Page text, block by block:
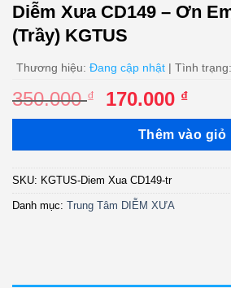
Diễm Xưa CD149 – Ơn
(Trầy) KGTUS
Thương hiệu: Đang cập nhật | Tình trạng:
350.000₫
Giá
gốc
350.000 ₫.
170.000 ₫Giá
hiện
tại
là:
Thêm vào giỏ
SKU: KGTUS-Diem Xua CD149-tr
Danh mục: Trung Tâm DIỄM XƯA